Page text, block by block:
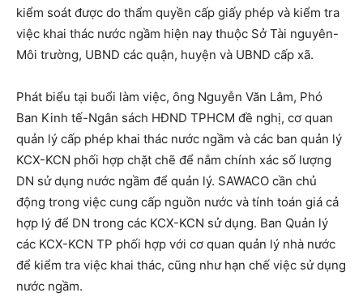
kiểm soát được do thẩm quyền cấp giấy phép và kiểm tra
việc khai thác nước ngầm hiện nay thuộc Sở Tài nguyên-
Môi trường, UBND các quận, huyện và UBND cấp xã.
Phát biểu tại buổi làm việc, ông Nguyễn Văn Lâm, Phó
Ban Kinh tế-Ngân sách HĐND TPHCM đề nghị, cơ quan
quản lý cấp phép khai thác nước ngầm và các ban quản lý
KCX-KCN phối hợp chặt chẽ để nắm chính xác số lượng
DN sử dụng nước ngầm để quản lý. SAWACO cần chủ
động trong việc cung cấp nguồn nước và tính toán giá cả
hợp lý để DN trong các KCX-KCN sử dụng. Ban Quản lý
các KCX-KCN TP phối hợp với cơ quan quản lý nhà nước
để kiểm tra việc khai thác, cũng như hạn chế việc sử dụng
nước ngầm.